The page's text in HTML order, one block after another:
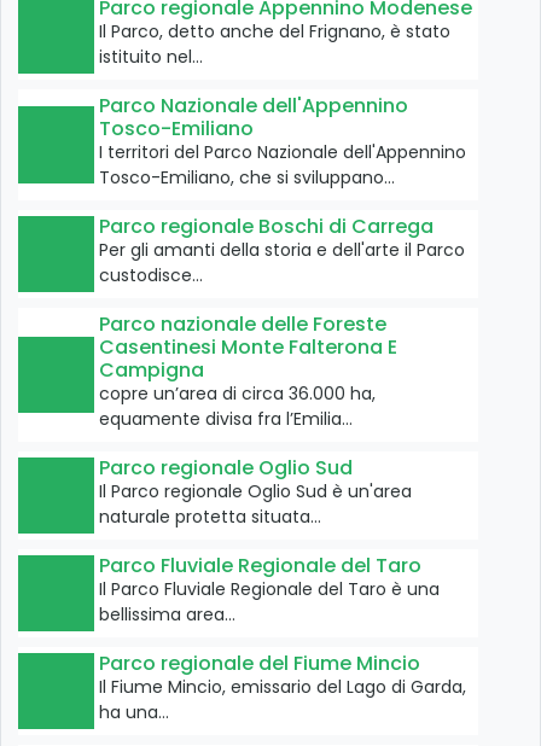
Parco regionale Appennino Modenese
Il Parco, detto anche del Frignano, è stato
istituito nel…
Parco Nazionale dell'Appennino
Tosco-Emiliano
I territori del Parco Nazionale dell'Appennino
Tosco-Emiliano, che si sviluppano…
Parco regionale Boschi di Carrega
Per gli amanti della storia e dell'arte il Parco
custodisce…
Parco nazionale delle Foreste
Casentinesi Monte Falterona E
Campigna
copre un’area di circa 36.000 ha,
equamente divisa fra l’Emilia…
Parco regionale Oglio Sud
Il Parco regionale Oglio Sud è un'area
naturale protetta situata…
Parco Fluviale Regionale del Taro
Il Parco Fluviale Regionale del Taro è una
bellissima area…
Parco regionale del Fiume Mincio
Il Fiume Mincio, emissario del Lago di Garda,
ha una…